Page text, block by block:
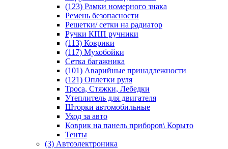
(123) Рамки номерного знака
Ремень безопасности
Решетки/ сетки на радиатор
Ручки КПП ручники
(113) Коврики
(117) Мухобойки
Сетка багажника
(101) Аварийные принадлежности
(121) Оплетки руля
Троса, Стяжки, Лебедки
Утеплитель для двигателя
Шторки автомобильные
Уход за авто
Коврик на панель приборов\ Корыто
Тенты
(3) Автоэлектроника